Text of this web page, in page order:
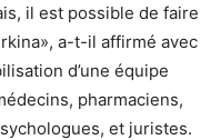
il est possible de faire
a-t-il affirmé avec
d’une équipe
pharmaciens,
et juristes.